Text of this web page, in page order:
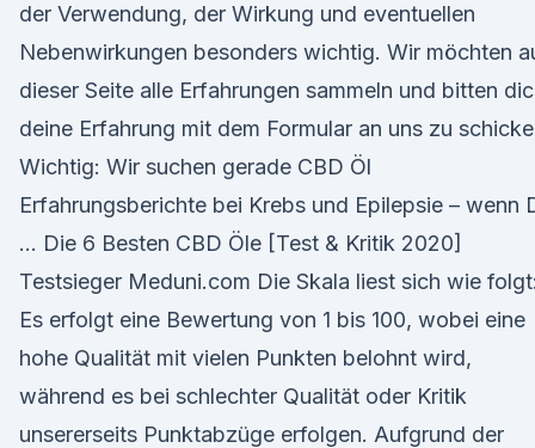
der Verwendung, der Wirkung und eventuellen
Nebenwirkungen besonders wichtig. Wir möchten
dieser Seite alle Erfahrungen sammeln und bitten
deine Erfahrung mit dem Formular an uns zu
Wichtig: Wir suchen gerade CBD Öl
Erfahrungsberichte bei Krebs und Epilepsie – wenn
… Die 6 Besten CBD Öle [Test & Kritik 2020]
Testsieger Meduni.com Die Skala liest sich wie folgt:
Es erfolgt eine Bewertung von 1 bis 100, wobei eine
hohe Qualität mit vielen Punkten belohnt wird,
während es bei schlechter Qualität oder Kritik
unsererseits Punktabzüge erfolgen. Aufgrund der